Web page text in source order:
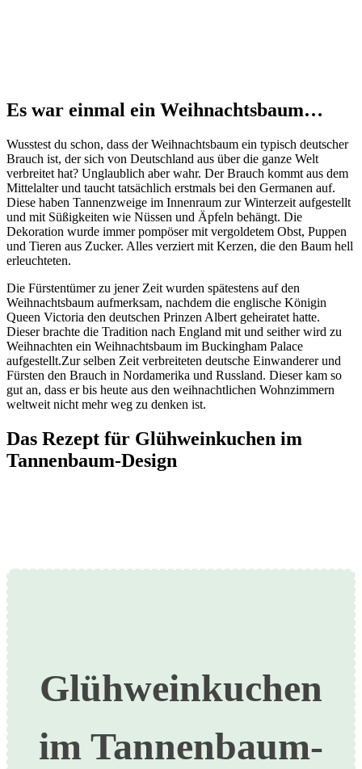
Es war einmal ein Weihnachtsbaum…
Wusstest du schon, dass der Weihnachtsbaum ein typisch deutscher
Brauch ist, der sich von Deutschland aus über die ganze Welt
verbreitet hat? Unglaublich aber wahr. Der Brauch kommt aus dem
Mittelalter und taucht tatsächlich erstmals bei den Germanen auf.
Diese haben Tannenzweige im Innenraum zur Winterzeit aufgestellt
und mit Süßigkeiten wie Nüssen und Äpfeln behängt. Die
Dekoration wurde immer pompöser mit vergoldetem Obst, Puppen
und Tieren aus Zucker. Alles verziert mit Kerzen, die den Baum hell
erleuchteten.
Die Fürstentümer zu jener Zeit wurden spätestens auf den
Weihnachtsbaum aufmerksam, nachdem die englische Königin
Queen Victoria den deutschen Prinzen Albert geheiratet hatte.
Dieser brachte die Tradition nach England mit und seither wird zu
Weihnachten ein Weihnachtsbaum im Buckingham Palace
aufgestellt.Zur selben Zeit verbreiteten deutsche Einwanderer und
Fürsten den Brauch in Nordamerika und Russland. Dieser kam so
gut an, dass er bis heute aus den weihnachtlichen Wohnzimmern
weltweit nicht mehr weg zu denken ist.
Das Rezept für Glühweinkuchen im
Tannenbaum-Design
Glühweinkuchen
im Tannenbaum-